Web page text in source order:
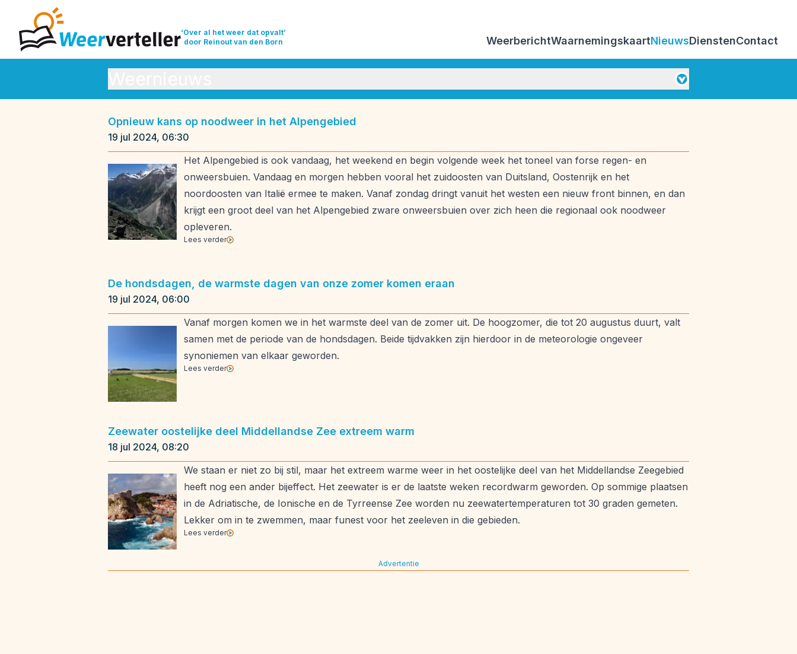
‘Over al het weer dat opvalt’
door Reinout van den Born
WeerberichtWaarnemingskaartNieuwsDienstenContact
Weeroverzichten
Opnieuw kans op noodweer in het Alpengebied
19 jul 2024, 06:30
Het Alpengebied is ook vandaag, het weekend en begin volgende week het toneel van forse regen- en
onweersbuien. Vandaag en morgen hebben vooral het zuidoosten van Duitsland, Oostenrijk en het
noordoosten van Italië ermee te maken. Vanaf zondag dringt vanuit het westen een nieuw front binnen, en dan
krijgt een groot deel van het Alpengebied zware onweersbuien over zich heen die regionaal ook noodweer
opleveren.
Lees verder
De hondsdagen, de warmste dagen van onze zomer komen eraan
19 jul 2024, 06:00
Vanaf morgen komen we in het warmste deel van de zomer uit. De hoogzomer, die tot 20 augustus duurt, valt
samen met de periode van de hondsdagen. Beide tijdvakken zijn hierdoor in de meteorologie ongeveer
synoniemen van elkaar geworden.
Lees verder
Zeewater oostelijke deel Middellandse Zee extreem warm
18 jul 2024, 08:20
We staan er niet zo bij stil, maar het extreem warme weer in het oostelijke deel van het Middellandse Zeegebied
heeft nog een ander bijeffect. Het zeewater is er de laatste weken recordwarm geworden. Op sommige plaatsen
in de Adriatische, de Ionische en de Tyrreense Zee worden nu zeewatertemperaturen tot 30 graden gemeten.
Lekker om in te zwemmen, maar funest voor het zeeleven in die gebieden.
Lees verder
Advertentie